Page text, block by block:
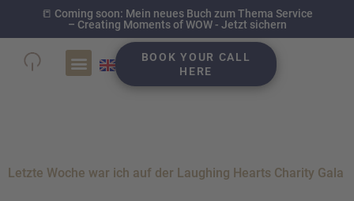
📒 Coming soon: Mein neues Buch zum Thema Service
– Creating Moments of WOW - Jetzt sichern
BOOK YOUR CALL
HERE
Letzte Woche war ich auf der Laughing Hearts Charity Gala